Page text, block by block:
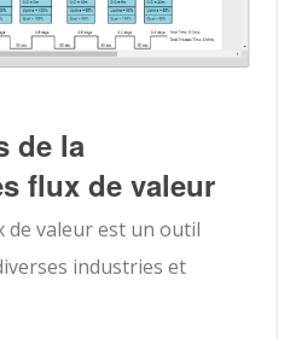
de la
flux de valeur
de valeur est un outil
industries et